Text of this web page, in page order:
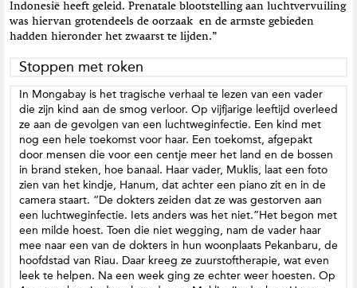
Indonesië heeft geleid. Prenatale blootstelling aan luchtvervuiling
was hiervan grotendeels de oorzaak en de armste gebieden
hadden hieronder het zwaarst te lijden.”
Stoppen met roken
In Mongabay is het tragische verhaal te lezen van een vader
die zijn kind aan de smog verloor. Op vijfjarige leeftijd overleed
ze aan de gevolgen van een luchtweginfectie. Een kind met
nog een hele toekomst voor haar. Een toekomst, afgepakt
door mensen die voor een centje meer het land en de bossen
in brand steken, hoe banaal. Haar vader, Muklis, laat een foto
zien van het kindje, Hanum, dat achter een piano zit en in de
camera staart. “De dokters zeiden dat ze was gestorven aan
een luchtweginfectie. Iets anders was het niet.”Het begon met
een milde hoest. Toen die niet wegging, nam de vader haar
mee naar een van de dokters in hun woonplaats Pekanbaru, de
hoofdstad van Riau. Daar kreeg ze zuurstoftherapie, wat even
leek te helpen. Na een week ging ze echter weer hoesten. Op